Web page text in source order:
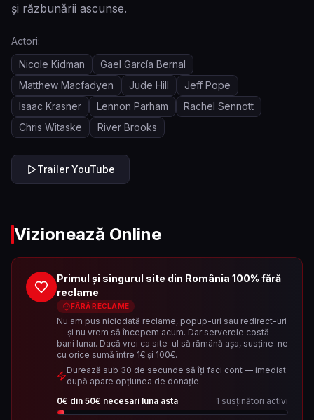
și răzbunării ascunse.
Actori:
Nicole Kidman
Gael García Bernal
Matthew Macfadyen
Jude Hill
Jeff Pope
Isaac Krasner
Lennon Parham
Rachel Sennott
Chris Witaske
River Brooks
Trailer YouTube
Vizionează Online
Primul și singurul site din România 100% fără
reclame
FĂRĂ RECLAME
Nu am pus niciodată reclame, popup-uri sau redirect-uri
— și nu vrem să începem acum. Dar serverele costă
bani lunar. Dacă vrei ca site-ul să rămână așa, susține-ne
cu orice sumă între 1€ și 100€.
Durează sub 30 de secunde să îți faci cont — imediat
după apare opțiunea de donație.
0€ din 50€ necesari luna asta 1 susținători activi